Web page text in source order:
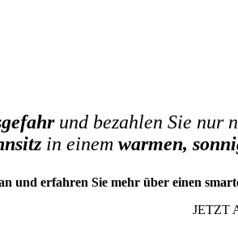
und bezahlen Sie nur
in einemwarmen,
und erfahren Sie mehr über einen
JETZT